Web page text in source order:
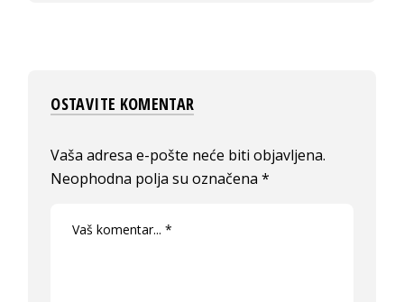
OSTAVITE KOMENTAR
Vaša adresa e-pošte neće biti objavljena.
Neophodna polja su označena*